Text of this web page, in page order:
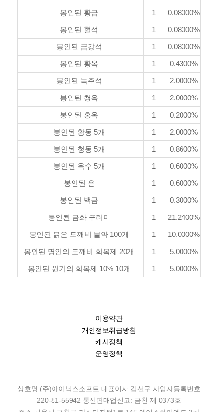
봉인된 황금 1 0.08000%
봉인된 혈석 1 0.08000%
봉인된 금강석 1 0.08000%
봉인된 황옥 1 0.4300%
봉인된 녹주석 1 2.0000%
봉인된 청옥 1 2.0000%
봉인된 홍옥 1 0.2000%
봉인된 황동 5개 1 2.0000%
봉인된 청동 5개 1 0.8600%
봉인된 옥수 5개 1 0.6000%
봉인된 은 1 0.6000%
봉인된 백금 1 0.3000%
봉인된 금화 꾸러미 1 21.2400%
봉인된 붉은 도깨비 물약 100개 1 10.0000%
봉인된 명인의 도깨비 회복제 20개 1 5.0000%
봉인된 원기의 회복제 10% 10개 1 5.0000%
이용약관
개인정보취급방침
캐시정책
운영정책
상호명 (주)아이닉스소프트 대표이사 김선구 사업자등록번호
220-81-55942 통신판매업신고: 금천 제 0373호